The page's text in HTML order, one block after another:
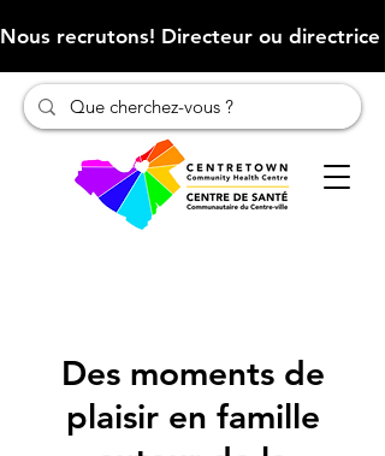
Nous recrutons! Directeur ou
Des moments de
plaisir en famille